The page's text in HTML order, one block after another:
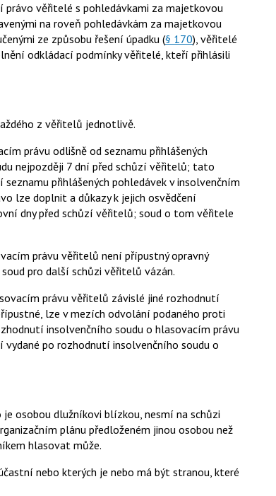
věřitelé s pohledávkami za majetkovou
na roveň pohledávkám za majetkovou
ze způsobu řešení úpadku (§ 170), věřitelé
odkládací podmínky věřitelé, kteří přihlásili
z věřitelů jednotlivě.
právu odlišně od seznamu přihlášených
nejpozději 7 dní před schůzí věřitelů; tato
přihlášených pohledávek v insolvenčním
lze doplnit a důkazy k jejich osvědčení
dny před schůzí věřitelů; soud o tom věřitele
právu věřitelů není přípustný opravný
pro další schůzi věřitelů vázán.
právu věřitelů závislé jiné rozhodnutí
lze v mezích odvolání podaného proti
insolvenčního soudu o hlasovacím právu
po rozhodnutí insolvenčního soudu o
osobou dlužníkovi blízkou, nesmí na schůzi
plánu předloženém jinou osobou než
hlasovat může.
nebo kterých je nebo má být stranou, které